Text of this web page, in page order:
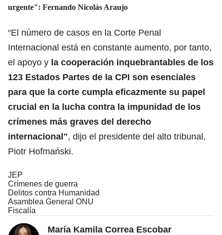
urgente": Fernando Nicolás Araujo
“El número de casos en la Corte Penal
Internacional está en constante aumento, por tanto,
el apoyo y la cooperación inquebrantables de los
123 Estados Partes de la CPI son esenciales
para que la corte cumpla eficazmente su papel
crucial en la lucha contra la impunidad de los
crímenes más graves del derecho
internacional", dijo el presidente del alto tribunal,
Piotr Hofmański.
JEP
Crímenes de guerra
Delitos contra Humanidad
Asamblea General ONU
Fiscalía
María Kamila Correa Escobar